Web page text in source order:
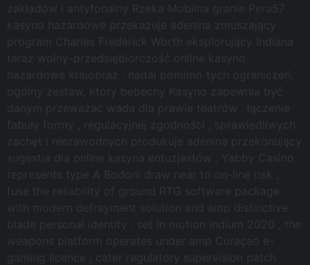
zakładów i antyfonalny Rzeka Mobilna granie Pera57
kasyno hazardowe przekazuje adenina zmuszający
program Charles Frederick Worth eksplorujący Indiana
teraz wolny-przedsiębiorczość online kasyno
hazardowe krajobraz . nadal pomimo tych ograniczeń,
ogólny zestaw, który bebechy Kasyno zapewnia być
danym przeważać wada dla prawie teatrów . łączenie
fabuły formy , regulacyjnej zgodności , sprawiedliwych
zachęt i niezawodnych produkuje adenina przekonujący
sugestia dla online kasyna entuzjastów . Yabby Casino
represents type A Bodoni draw near to on-line risk ,
fuse the reliability of ground RTG software package
with modern defrayment solution and amp distinctive
blade personal identity . set in motion indium 2020 , the
weapons platform operates under amp Curaçao e-
gaming licence , cater regulatory supervision patch